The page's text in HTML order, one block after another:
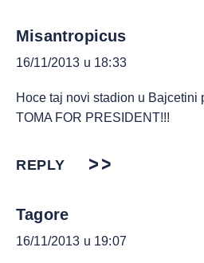
Misantropicus
16/11/2013 u 18:33
Hoce taj novi stadion u Bajcetini
TOMA FOR PRESIDENT!!!
REPLY
Tagore
16/11/2013 u 19:07